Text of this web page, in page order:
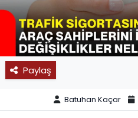
Paylaş
Batuhan Kaçar